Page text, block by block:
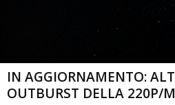
IN AGGIORNAMENTO:
OUTBURST DELLA 220P/